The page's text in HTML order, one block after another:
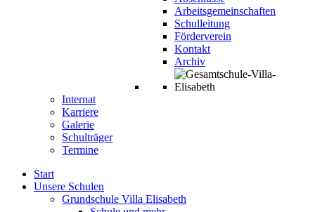
Arbeitsgemeinschaften
Schulleitung
Förderverein
Kontakt
Archiv
Internat
Karriere
Galerie
Schulträger
Termine
Start
Unsere Schulen
Grundschule Villa Elisabeth